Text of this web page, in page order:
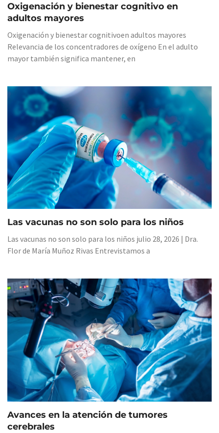
Oxigenación y bienestar cognitivo en
adultos mayores
Oxigenación y bienestar cognitivoen adultos mayores
Relevancia de los concentradores de oxígeno En el adulto
mayor también significa mantener, en
Las vacunas no son solo para los niños
Las vacunas no son solo para los niños julio 28, 2026 | Dra.
Flor de María Muñoz Rivas Entrevistamos a
Avances en la atención de tumores
cerebrales